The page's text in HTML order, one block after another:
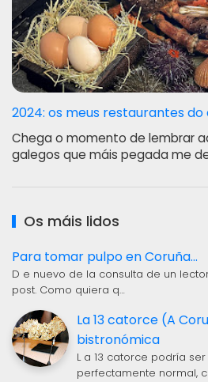
2024: os meus restaurantes do
Chega o momento de lembrar
galegos que máis pegada me
Os máis lidos
Para tomar pulpo en Coruña...
D e nuevo de la consulta de un
post. Como quiera q…
La 13 catorce (A
bistronómica
L a 13 catorce podría
perfectamente normal,